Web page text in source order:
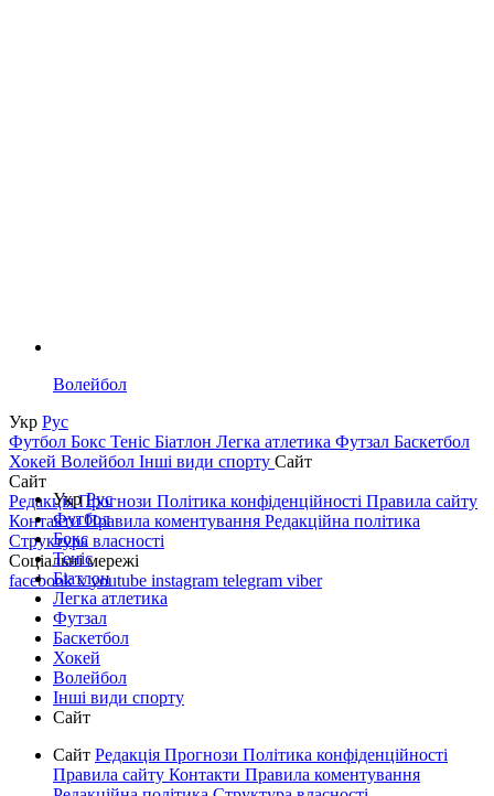
Волейбол
Укр Рус
Футбол Бокс Теніс Біатлон Легка атлетика Футзал Баскетбол
Хокей Волейбол Інші види спорту Сайт
Сайт
РедакціяПрогнози Політика конфіденційності Правила сайту
КонтактиПравила коментування Редакційна політика
Структура власності
Соціальні мережі
facebookxyoutube instagram telegram viber
УкрРус
Футбол
Бокс
Теніс
Біатлон
Легка атлетика
Футзал
Баскетбол
Хокей
Волейбол
Інші види спорту
Сайт
Сайт Редакція Прогнози Політика конфіденційності
Правила сайту Контакти Правила коментування